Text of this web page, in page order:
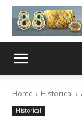
Home Historical
Historical